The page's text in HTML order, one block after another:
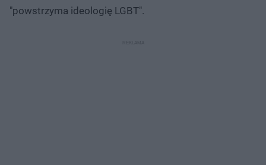
"powstrzyma ideologię LGBT".